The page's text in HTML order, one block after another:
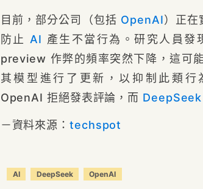
目前，部分公司（包括 OpenAI）正在
防止 AI 產生不當行為。研究人員發
preview 作弊的頻率突然下降，這可
其模型進行了更新，以抑制此類行
OpenAI 拒絕發表評論，而 DeepSeek
－資料來源：techspot
AI DeepSeek OpenAI